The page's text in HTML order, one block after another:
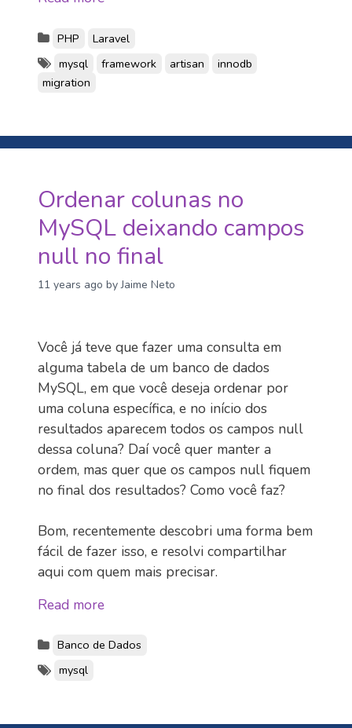
PHP
Laravel
mysql
framework artisan
innodb
migration
Ordenar colunas no
MySQL deixando campos
null no final
11 years ago by Jaime Neto
Você já teve que fazer uma consulta em
alguma tabela de um banco de dados
MySQL, em que você deseja ordenar por
uma coluna específica, e no início dos
resultados aparecem todos os campos null
dessa coluna? Daí você quer manter a
ordem, mas quer que os campos null fiquem
no final dos resultados? Como você faz?
Bom, recentemente descobri uma forma bem
fácil de fazer isso, e resolvi compartilhar
aqui com quem mais precisar.
Read more
Banco de Dados
mysql